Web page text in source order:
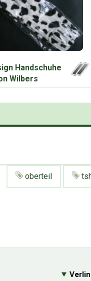
Handschuhe
Wilbers
oberteil